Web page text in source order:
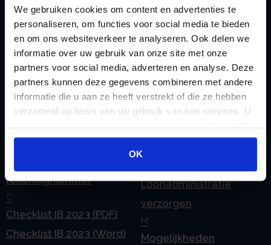
We gebruiken cookies om content en advertenties te
personaliseren, om functies voor social media te bieden
en om ons websiteverkeer te analyseren. Ook delen we
informatie over uw gebruik van onze site met onze
partners voor social media, adverteren en analyse. Deze
partners kunnen deze gegevens combineren met andere
informatie die u aan ze heeft verstrekt of die ze hebben
verzameld op basis van uw gebruik van hun services. U
gaat akkoord met onze cookies als u onze website blijft
gebruiken.
OK
Zoeken
Handige links
Afkoop Stamrecht
Belastingdienst
rekeningnummer
C
Checklist IB 2023 (PDF)
Checklist IB 2023 (Word)
Jaarstukken opstellen
L
Lenen van de BV
Loonadministratie
verzorgen
M
Mogelijkheden